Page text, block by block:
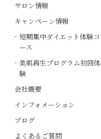
サロン情報
キャンペーン情報
短期集中ダイエット体験コ
ース
美肌再生プログラム初回体
験
会社概要
インフォメーション
ブログ
よくあるご質問